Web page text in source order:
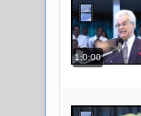
1:0:00